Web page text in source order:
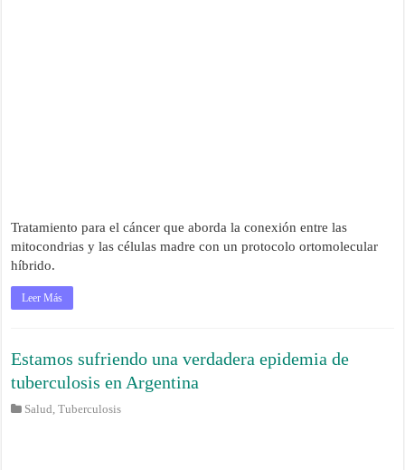
Tratamiento para el cáncer que aborda la conexión entre las
mitocondrias y las células madre con un protocolo ortomolecular
híbrido.
Leer Más
Estamos sufriendo una verdadera epidemia de
tuberculosis en Argentina
Salud ,Tuberculosis